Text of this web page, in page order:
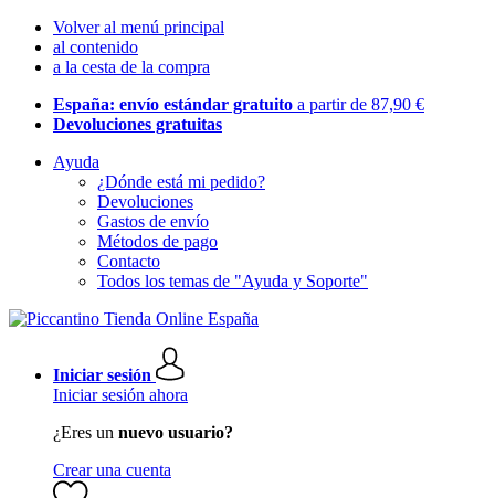
Volver al menú principal
al contenido
a la cesta de la compra
España: envío estándar gratuito a partir de 87,90 €
Devoluciones gratuitas
Ayuda
¿Dónde está mi pedido?
Devoluciones
Gastos de envío
Métodos de pago
Contacto
Todos los temas de "Ayuda y Soporte"
Iniciar sesión
Iniciar sesión ahora
¿Eres un nuevo usuario?
Crear una cuenta